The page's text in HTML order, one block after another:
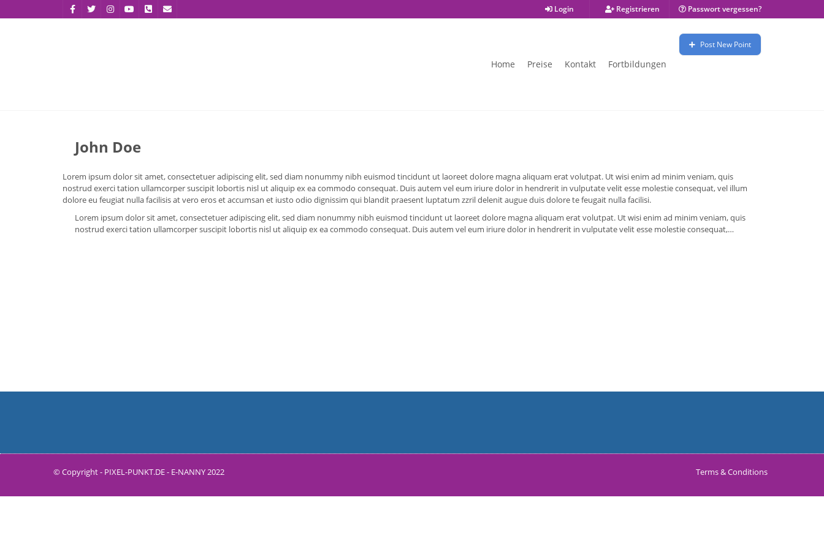
Login Registrieren Passwort vergessen?
Home Preise Kontakt Fortbildungen
Post New Point
John Doe
Lorem ipsum dolor sit amet, consectetuer adipiscing elit, sed diam nonummy nibh euismod tincidunt ut laoreet dolore magna aliquam erat volutpat. Ut wisi enim ad minim veniam, quis
nostrud exerci tation ullamcorper suscipit lobortis nisl ut aliquip ex ea commodo consequat. Duis autem vel eum iriure dolor in hendrerit in vulputate velit esse molestie consequat, vel illum
dolore eu feugiat nulla facilisis at vero eros et accumsan et iusto odio dignissim qui blandit praesent luptatum zzril delenit augue duis dolore te feugait nulla facilisi.
Lorem ipsum dolor sit amet, consectetuer adipiscing elit, sed diam nonummy nibh euismod tincidunt ut laoreet dolore magna aliquam erat volutpat. Ut wisi enim ad minim veniam, quis
nostrud exerci tation ullamcorper suscipit lobortis nisl ut aliquip ex ea commodo consequat. Duis autem vel eum iriure dolor in hendrerit in vulputate velit esse molestie consequat,…
© Copyright - PIXEL-PUNKT.DE- E-NANNY 2022 Terms & Conditions